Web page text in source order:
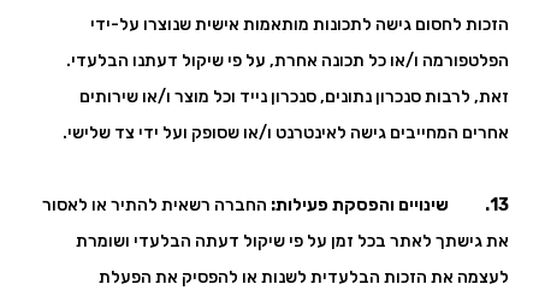
הזכות לחסום גישה לתכונות מותאמות אישית שנוצרו על-ידי
הפלטפורמה ו/או כל תכונה אחרת, על פי שיקול דעתנו הבלעדי.
זאת, לרבות סנכרון נתונים, סנכרון נייד וכל מוצר ו/או שירותים
אחרים המחייבים גישה לאינטרנט ו/או שסופק ועל ידי צד שלישי.
13. שינויים והפסקת פעילות:
החברה רשאית להתיר או לאסור
את גישתך לאתר בכל זמן על פי שיקול דעתה הבלעדי ושומרת
לעצמה את הזכות הבלעדית לשנות או להפסיק את הפעלת